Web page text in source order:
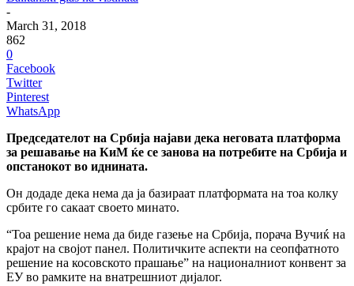
-
March 31, 2018
862
0
Facebook
Twitter
Pinterest
WhatsApp
Председателот на Србија најави дека неговата платформа
за решавање на КиМ ќе се занова на потребите на Србија и
опстанокот во иднината.
Он додаде дека нема да ја базираат платформата на тоа колку
србите го сакаат своето минато.
“Тоа решение нема да биде газење на Србија, порача Вучиќ на
крајот на својот панел. Политичките аспекти на сеопфатното
решение на косовското прашање” на националниот конвент за
ЕУ во рамките на внатрешниот дијалог.